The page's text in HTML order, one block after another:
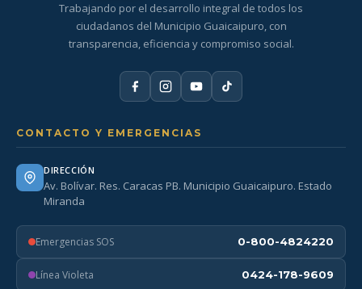
Trabajando por el desarrollo integral de todos los
ciudadanos del Municipio Guaicaipuro, con
transparencia, eficiencia y compromiso social.
CONTACTO Y EMERGENCIAS
DIRECCIÓN
Av. Bolívar. Res. Caracas PB. Municipio Guaicaipuro. Estado
Miranda
Emergencias SOS 0-800-4824220
Línea Violeta 0424-178-9609